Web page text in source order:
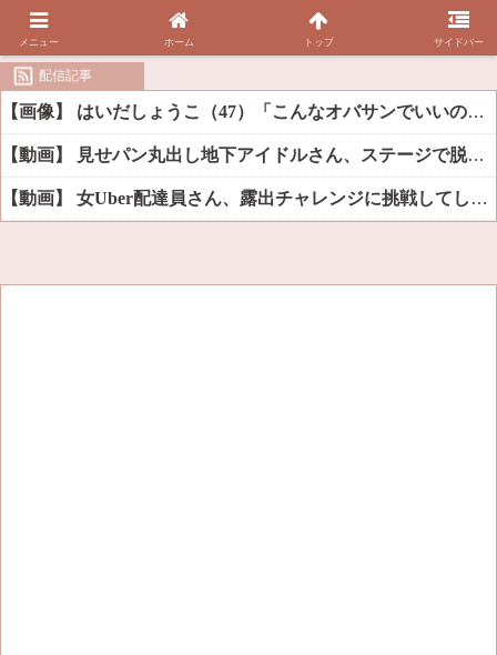
配信記事
【画像】 はいだしょうこ（47）「こんなオバサンでいいの…？」
【動画】 見せパン丸出し地下アイドルさん、ステージで脱いでしまう
【動画】 女Uber配達員さん、露出チャレンジに挑戦してしまうｗｗｗｗ
メニュー ホーム トップ サイドバー